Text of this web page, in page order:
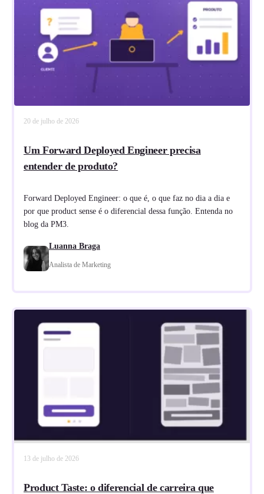
20 de julho de 2026
Um Forward Deployed Engineer precisa
entender de produto?
Forward Deployed Engineer: o que é, o que faz no dia a dia e
por que product sense é o diferencial dessa função. Entenda no
blog da PM3.
Luanna Braga
Analista de Marketing
13 de julho de 2026
Product Taste: o diferencial de carreira que